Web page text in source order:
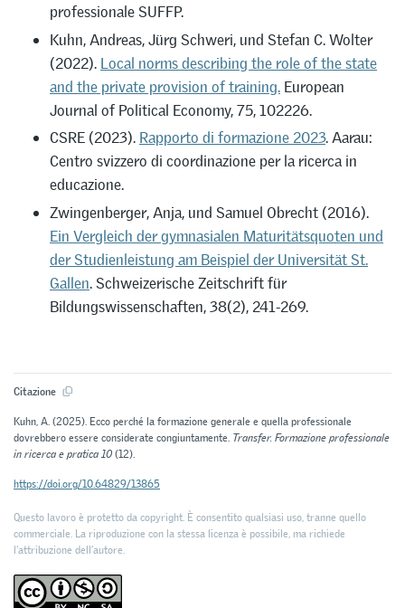
professionale SUFFP.
Kuhn, Andreas, Jürg Schweri, und Stefan C. Wolter
(2022). Local norms describing the role of the state
and the private provision of training. European
Journal of Political Economy, 75, 102226.
CSRE (2023). Rapporto di formazione 2023. Aarau:
Centro svizzero di coordinazione per la ricerca in
educazione.
Zwingenberger, Anja, und Samuel Obrecht (2016).
Ein Vergleich der gymnasialen Maturitätsquoten und
der Studienleistung am Beispiel der Universität St.
Gallen. Schweizerische Zeitschrift für
Bildungswissenschaften, 38(2), 241-269.
Citazione
Kuhn, A. (2025). Ecco perché la formazione generale e quella professionale
dovrebbero essere considerate congiuntamente. Transfer. Formazione professionale
in ricerca e pratica 10(12).
https://doi.org/10.64829/13865
Questo lavoro è protetto da copyright. È consentito qualsiasi uso, tranne quello
commerciale. La riproduzione con la stessa licenza è possibile, ma richiede
l'attribuzione dell’autore.